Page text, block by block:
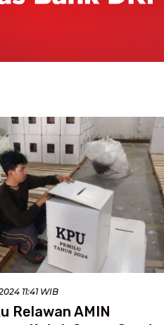
11:41 WIB
Relawan AMIN